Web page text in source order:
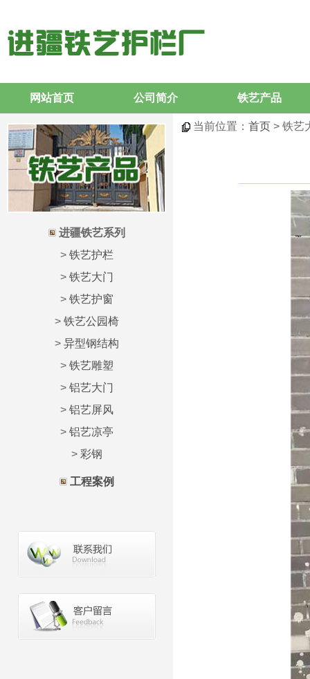
网站首页 公司简介 铁艺产品
进疆铁艺系列
> 铁艺护栏
> 铁艺大门
> 铁艺护窗
> 铁艺公园椅
> 异型钢结构
> 铁艺雕塑
> 铝艺大门
> 铝艺屏风
> 铝艺凉亭
> 彩钢
工程案例
当前位置： 首页 > 铁艺